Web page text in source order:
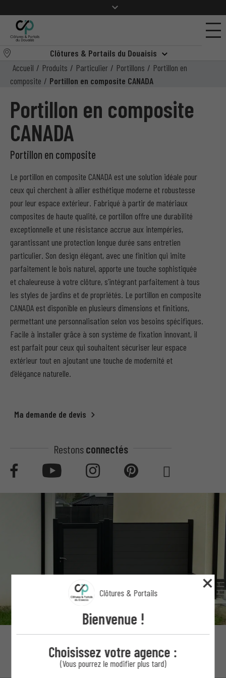
Clôtures & Portails du Douaisis
Accueil / Produits / Particulier / Portillons / Portillon en
composite / Portillon en composite CANADA
Portillon en composite
CANADA
Portillon en composite
Le portillon en composite CANADA est une solution idéale pour
ceux qui cherchent à allier esthétique moderne et robustesse
pour leur espace extérieur. Fabriqué à partir de matériaux
composites de haute qualité, ce portillon offre une durabilité
exceptionnelle et une résistance accrue aux intempéries,
garantissant une protection longue durée sans entretien
particulier. Son design élégant, avec une finition qui imite
parfaitement le bois naturel, apporte une touche sophistiquée
et chaleureuse à votre clôture, s’intégrant parfaitement à tous
les styles de jardins et de propriétés. Le portillon en composite
CANADA est disponible en plusieurs dimensions et finitions,
permettant une personnalisation selon vos besoins spécifiques.
Facile à installer grâce à son système de fixation innovant, il
est parfait pour ceux qui souhaitent sécuriser leur espace
extérieur tout en ajoutant une touche de modernité et
d’élégance naturelle.
Ma demande de devis
Restonsconnectés
Clôtures & Portails
Bienvenue !
Choisissez votre agence :
(Vous pourrez le modifier plus tard)